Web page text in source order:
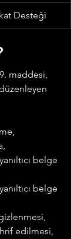
Desteği
maddesi,
düzenleyen
belge
belge
edilmesi,